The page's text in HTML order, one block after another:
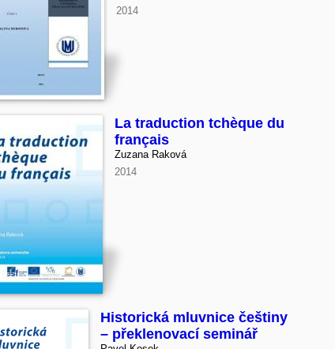
2014
La traduction tchèque du
français
Zuzana Raková
2014
Historická mluvnice češtiny
– překlenovací seminář